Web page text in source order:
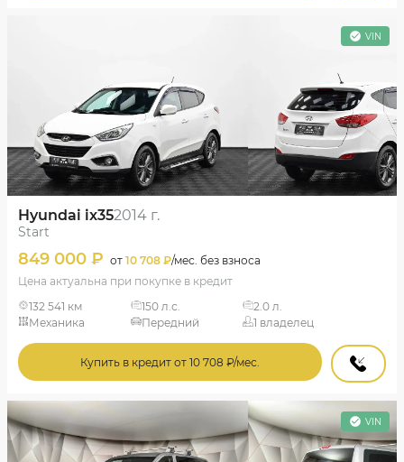
VIN
Hyundai ix352014 г.
Start
849 000 ₽ от 10 708 ₽/мес. без взноса
Цена актуальна при покупке в кредит
132 541 км
150 л.с.
2.0 л.
Механика
Передний 1 владелец
Купить в кредит от 10 708 ₽/мес.
VIN